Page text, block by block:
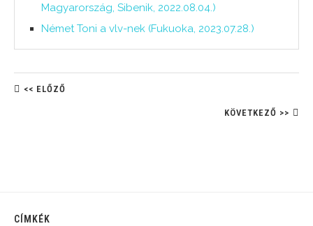
Magyarország, Sibenik, 2022.08.04.)
Német Toni a vlv-nek (Fukuoka, 2023.07.28.)
<< ELŐZŐ
KÖVETKEZŐ >>
CÍMKÉK